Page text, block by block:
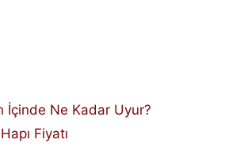
İçinde Ne Kadar Uyur?
Fiyatı